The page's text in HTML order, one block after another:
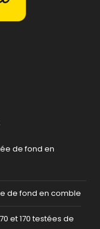
de fond en
de fond en comble
et 170 testées de